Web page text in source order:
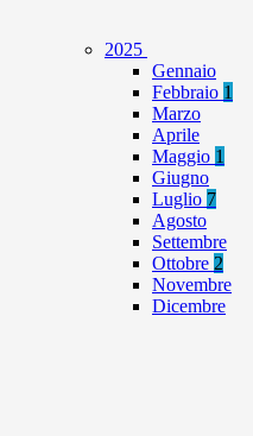
2025
Gennaio
Febbraio 1
Marzo
Aprile
Maggio 1
Giugno
Luglio 7
Agosto
Settembre
Ottobre 2
Novembre
Dicembre